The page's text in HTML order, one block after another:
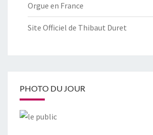
Orgue en France
Site Officiel de Thibaut Duret
PHOTO DU JOUR